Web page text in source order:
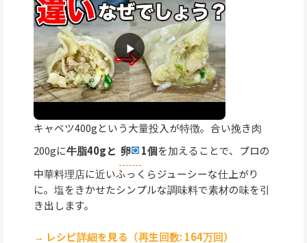
キャベツ400gという大量投入が特徴。合い挽き肉
200gに牛脂40gと 卵 1個を加えることで、プロの
中華料理店に近いふっくらジューシーな仕上がり
に。塩をきかせたシンプルな調味料で素材の味を引
き出します。
→ レシピ詳細を見る（再生回数: 164万回）